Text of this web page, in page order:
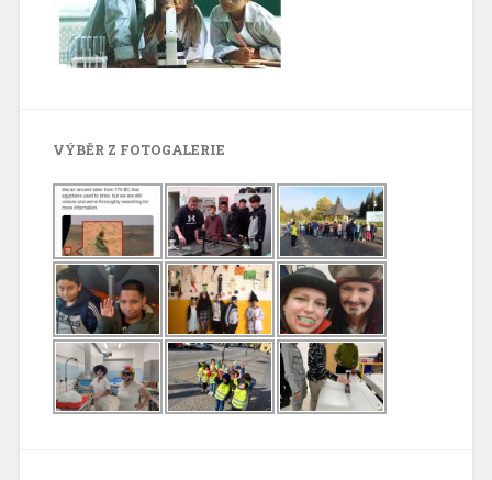
VÝBĚR Z FOTOGALERIE